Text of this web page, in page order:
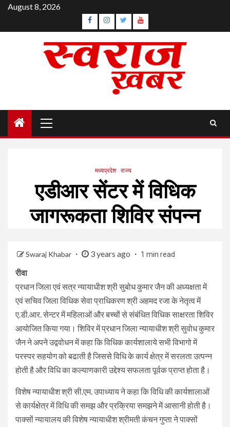
Skip
content
August 8, 2026
Facebook
Instagram
TwitterYouTube
Menu
मध्यप्रदेश राज्य
एडीआर सेंटर में विधिक
जागरूकता शिविर संपन्न
Swaraj Khabar 3 years ago 1 min read
रीवा
प्रधान जिला एवं सत्र न्यायाधीश श्री सुबोध कुमार जैन की अध्यक्षता में
एवं सचिव जिला विधिक सेवा प्राधिकरण श्री अहमद रजा के नेतृत्व में
ए.डी.आर. सेन्टर में महिलाओं और बच्चों से संबंधित विधिक साक्षरता शिविर
आयोजित किया गया। शिविर में प्रधान जिला न्यायाधीश श्री सुवोध कुमार
जैन ने अपने उद्ववोधन में कहा कि विधिक कार्यशालाये सभी विभागो में
परस्पर सहयोग को बढाती है जिससे विधि के कार्य क्षेत्र में सरलता उत्पन्न
होती है और विधि का कल्याणकारी उद्देश्य सफलता पूर्वक प्राप्त होता है।
विशेष न्यायाधीश श्री सी.एम. उपाध्याय ने कहा कि विधि की कार्यशालाओं
से कार्यक्षेत्र में विधि की समझ और प्रक्रिया समझने में आसानी होती है।
पाक्सों न्यायालय की विशेष न्यायाधीश श्रीमती कंचन गुप्ता ने पाक्सों